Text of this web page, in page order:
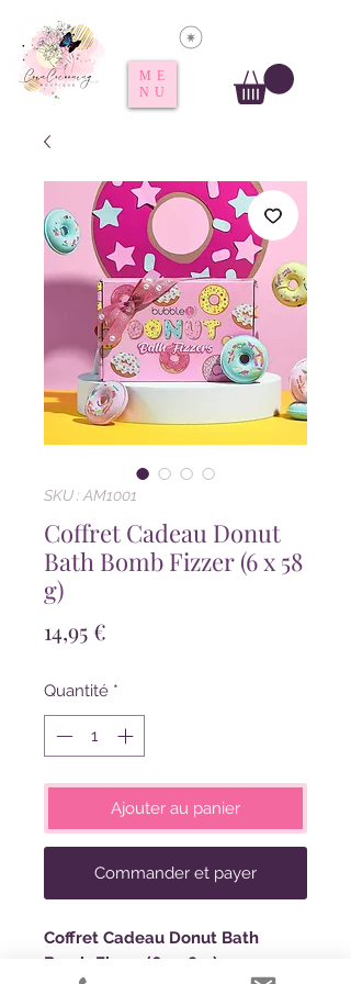
ME
NU
SKU : AM1001
Coffret Cadeau Donut
Bath Bomb Fizzer (6 x 58
g)
14,95 €
Quantité *
Ajouter au panier
Commander et payer
Coffret Cadeau Donut Bath
Bomb Fizzer (6 x 58 g)